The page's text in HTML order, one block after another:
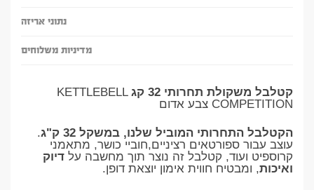
נתוני אריזה
מדיניות משלוחים
קטלבל משקולת תחרותי 32 קג
KETTLEBELL
COMPETITION צבע אדום
הקטלבל התחרותי המוביל שלנו, במשקל 32 ק"ג
.
עוצב עבור ספורטאים רציניים,חוביי כושר, מתאמני
קרוספיט ועוד, קטלבל זה נוצר תוך מחשבה עלדיוק
ואיכות, ומבטיח חווית אימון יוצאת דופן.